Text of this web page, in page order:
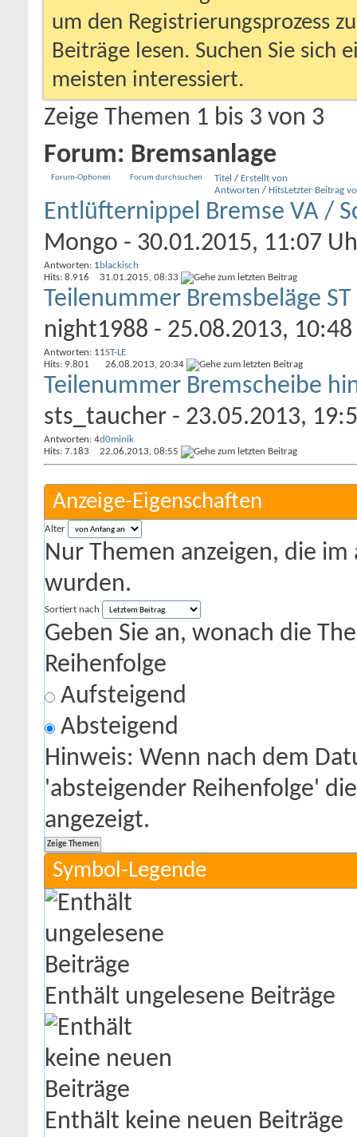
um den Registrierungsprozess
Beiträge lesen. Suchen Sie sich
meisten interessiert.
Zeige Themen 1 bis 3 von 3
Forum: Bremsanlage
Forum-Optionen Forum durchsuchen Titel / Erstellt von
Antworten / HitsLetzter Beitrag
Entlüfternippel Bremse VA /
Mongo - 30.01.2015, 11:07
Antworten: 1
Hits: 8.916
blackisch
31.01.2015, 08:33
Teilenummer Bremsbeläge
night1988 - 25.08.2013,
Antworten: 11
Hits: 9.801
ST-LE
26.08.2013, 20:34
Teilenummer Bremscheibe
sts_taucher - 23.05.2013,
Antworten: 4
Hits: 7.183
d0minik
22.06.2013, 08:55
Anzeige-Eigenschaften
Alter
Nur Themen anzeigen, die
wurden.
Sortiert nach
Geben Sie an, wonach die
Reihenfolge
Aufsteigend
Absteigend
Hinweis: Wenn nach dem
'absteigender Reihenfolge'
angezeigt.
Symbol-Legende
Enthält ungelesene Beiträge
Enthält keine neuen Beiträge